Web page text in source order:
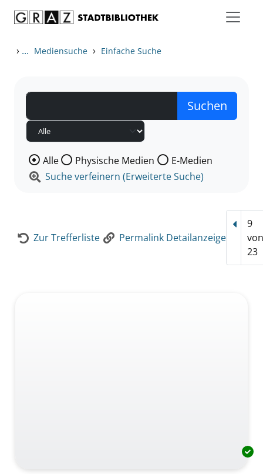
› ... Mediensuche › Einfache Suche
Wählen Sie die Medienart nach der Sie suchen wollen.
Alle Physische Medien
E-Medien
Suche verfeinern (Erweiterte Suche)
Zur Trefferliste Permalink Detailanzeige
9
23